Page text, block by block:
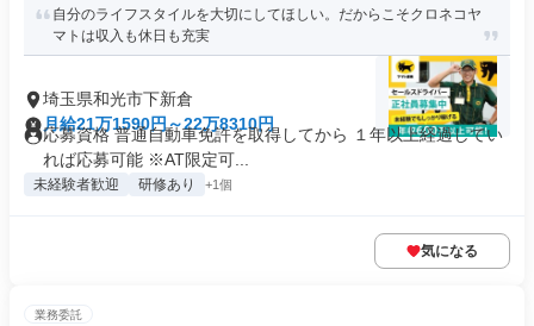
自分のライフスタイルを大切にしてほしい。だからこそクロネコヤ
マトは収入も休日も充実
埼玉県和光市下新倉
月給21万1590円～22万8310円
応募資格 普通自動車免許を取得してから １年以上経過してい
れば応募可能 ※AT限定可...
未経験者歓迎 研修あり +1個
気になる
業務委託